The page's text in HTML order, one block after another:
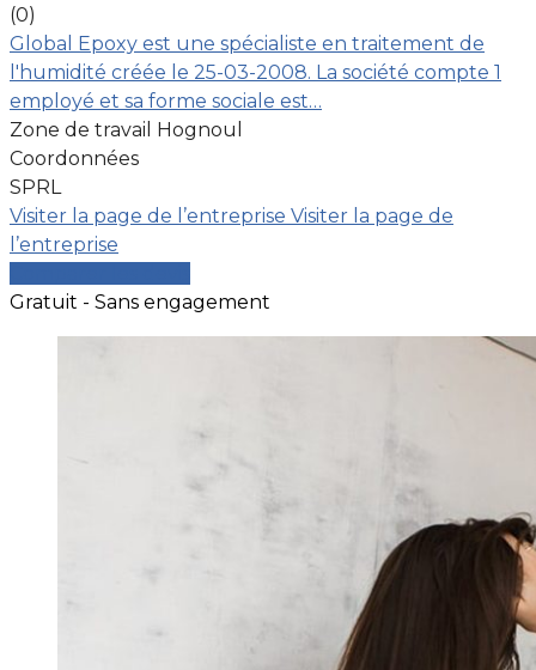
(0)
Global Epoxy est une spécialiste en traitement de
l'humidité créée le 25-03-2008. La société compte 1
employé et sa forme sociale est…
Zone de travail Hognoul
Coordonnées
SPRL
Visiter la page de l’entreprise Visiter la page de
l’entreprise
Gratuit - Sans engagement